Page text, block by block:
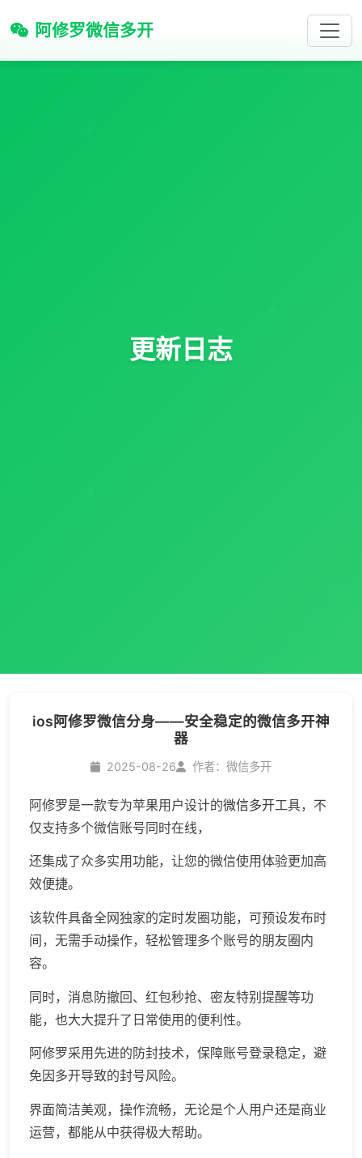
阿修罗微信多开
更新日志
ios阿修罗微信分身——安全稳定的微信多开神
器
2025-08-26 作者：微信多开
阿修罗是一款专为苹果用户设计的微信多开工具，不
仅支持多个微信账号同时在线，
还集成了众多实用功能，让您的微信使用体验更加高
效便捷。
该软件具备全网独家的定时发圈功能，可预设发布时
间，无需手动操作，轻松管理多个账号的朋友圈内
容。
同时，消息防撤回、红包秒抢、密友特别提醒等功
能，也大大提升了日常使用的便利性。
阿修罗采用先进的防封技术，保障账号登录稳定，避
免因多开导致的封号风险。
界面简洁美观，操作流畅，无论是个人用户还是商业
运营，都能从中获得极大帮助。